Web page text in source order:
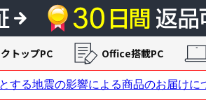
トップPC Office搭載PC